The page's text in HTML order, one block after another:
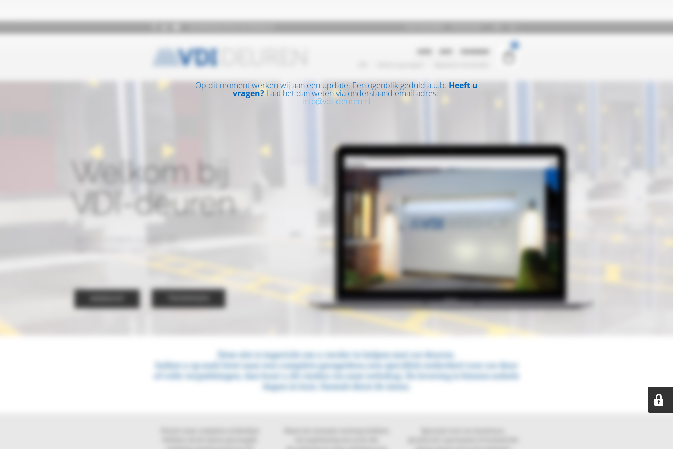
Op dit moment werken wij aan een update. Een ogenblik geduld a.u.b. Heeft u
vragen? Laat het dan weten via onderstaand email adres:
info@vdi-deuren.nl